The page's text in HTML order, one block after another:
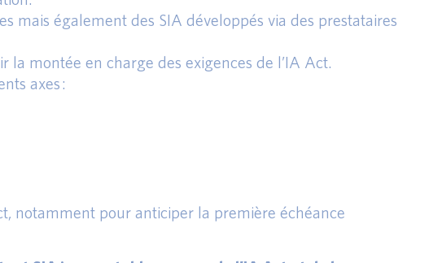
mais également des SIA développés via des prestataires
montée en charge des exigences de l’IA Act.
axes :
notamment pour anticiper la première échéance